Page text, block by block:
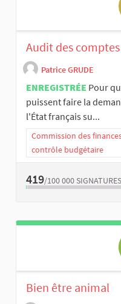
Audit des
Patrice GRUDE
ENREGISTRÉE Pour
puissent faire la
l'État français su...
Commission des
contrôle budgétaire
419/100 000 SIGNATURES
Bien être animal